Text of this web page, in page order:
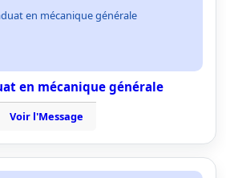
en mécanique générale
en mécanique générale
Voir l'Message